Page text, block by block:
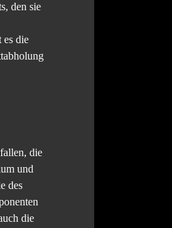
den sie
es die
die
und
des
die